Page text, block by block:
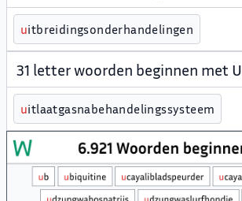
uitbreidingsonderhandelingen
31 letter woorden beginnen met U
uitlaatgasnabehandelingssysteem